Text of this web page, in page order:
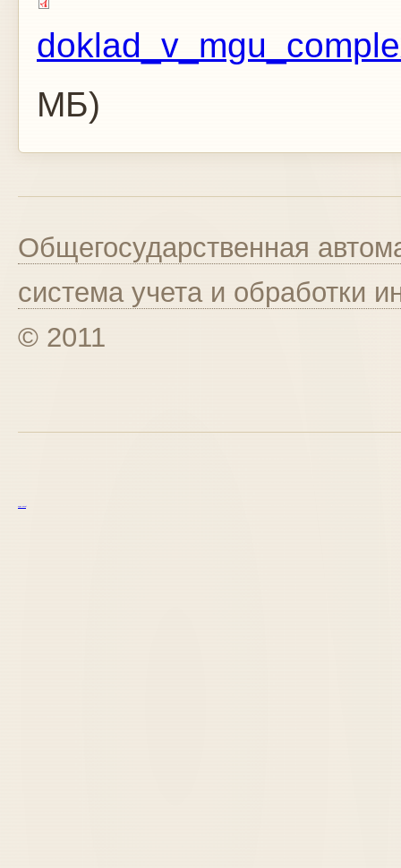
МБ)
Общегосударственная
система учета и обработки
© 2011
курс excel